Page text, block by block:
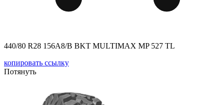
440/80 R28 156A8/B BKT MULTIMAX MP 527 TL
копировать ссылку
Потянуть